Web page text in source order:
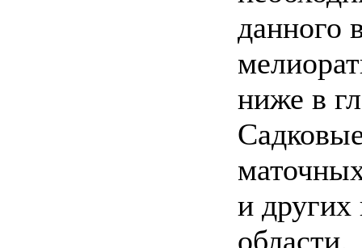
данного
ниже в
и
области.